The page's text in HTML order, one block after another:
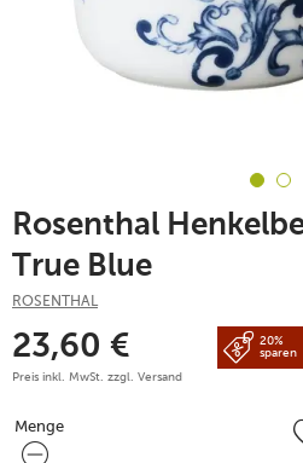
Rosenthal
True Blue
ROSENTHAL
23,60 €
Preis inkl. MwSt. zzgl. Versand
20%
sparen
Menge
Menge